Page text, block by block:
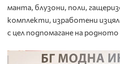
манта, блузони, поли,
комплекти, изработени
с цел подпомагане на